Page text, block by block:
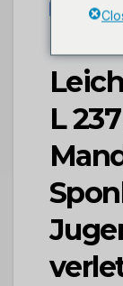
PRESSEPORTAL
L